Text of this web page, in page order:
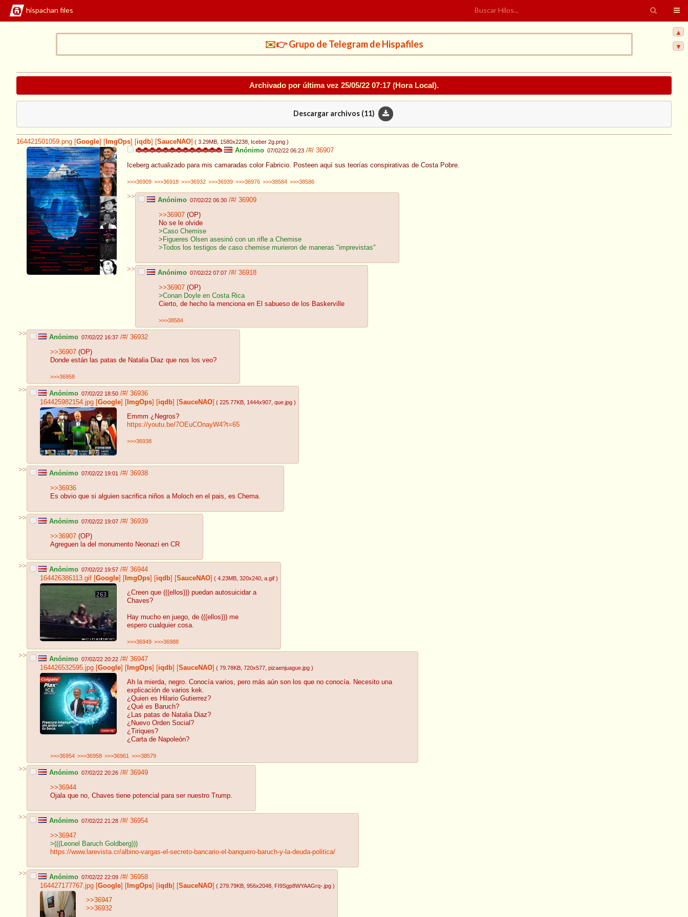
hispachan files
✉️👉 Grupo de Telegram de Hispafiles
Archivado por última vez 25/05/22 07:17 (Hora Local).
Descargar archivos (11)
164421501059.png Google ImgOps iqdb SauceNAO ( 3.29MB , 1580x2238 , Iceber 2g.png )
🐞🐞🐞🐞🐞🐞🐞🐞🐞🐞🐞🐞🐞 Anónimo 07/02/22 06:23 /#/ 36907
Iceberg actualizado para mis camaradas color Fabricio. Posteen aquí sus teorías conspirativas de Costa Pobre.
>>>36909 >>>36918 >>>36932 >>>36939 >>>36976 >>>38584 >>>38586
>> Anónimo 07/02/22 06:30 /#/ 36909
>>36907 (OP)
No se le olvide
>Caso Chemise
>Figueres Olsen asesinó con un rifle a Chemise
>Todos los testigos de caso chemise murieron de maneras "imprevistas"
>> Anónimo 07/02/22 07:07 /#/ 36918
>>36907 (OP)
>Conan Doyle en Costa Rica
Cierto, de hecho la menciona en El sabueso de los Baskerville
>>>38584
>> Anónimo 07/02/22 16:37 /#/ 36932
>>36907 (OP)
Donde están las patas de Natalia Diaz que nos los veo?
>>>36958
>> Anónimo 07/02/22 18:50 /#/ 36936
164425982154.jpg [Google] [ ImgOps] [iqdb] [SauceNAO] ( 225.77KB , 1444x907 , que.jpg )
Emmm ¿Negros?
https://youtu.be/7OEuCOnayW4?t=65
>>>36938
>> Anónimo 07/02/22 19:01 /#/ 36938
>>36936
Es obvio que si alguien sacrifica niños a Moloch en el pais, es Chema.
>> Anónimo 07/02/22 19:07 /#/ 36939
>>36907 (OP)
Agreguen la del monumento Neonazi en CR
>> Anónimo 07/02/22 19:57 /#/ 36944
164426386113.gif [Google] [ ImgOps] [iqdb] [SauceNAO] ( 4.23MB , 320x240 , a.gif )
¿Creen que (((ellos))) puedan autosuicidar a
Chaves?
Hay mucho en juego, de (((ellos))) me
espero cualquier cosa.
>>>36949 >>>36988
>> Anónimo 07/02/22 20:22 /#/ 36947
164426532595.jpg [Google] [ ImgOps] [iqdb] [SauceNAO] ( 79.78KB , 720x577 , pizaenjuague.jpg )
Ah la mierda, negro. Conocía varios, pero más aún son los que no conocía. Necesito una
explicación de varios kek.
¿Quien es Hilario Gutierrez?
¿Qué es Baruch?
¿Las patas de Natalia Diaz?
¿Nuevo Orden Social?
¿Tiriques?
¿Carta de Napoleón?
>>>36954 >>>36958 >>>36961 >>>38579
>> Anónimo 07/02/22 20:26 /#/ 36949
>>36944
Ojala que no, Chaves tiene potencial para ser nuestro Trump.
>> Anónimo 07/02/22 21:28 /#/ 36954
>>36947
>(((Leonel Baruch Goldberg)))
https://www.larevista.cr/albino-vargas-el-secreto-bancario-el-banquero-baruch-y-la-deuda-politica/
>> Anónimo 07/02/22 22:09 /#/ 36958
164427177767.jpg [Google] [ ImgOps] [iqdb] [SauceNAO] ( 279.79KB , 956x2048 , FI9Sgp8WYAAGrq-.jpg )
>>36947
>>36932
▲
▼